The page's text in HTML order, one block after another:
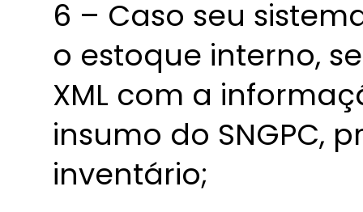
6 – Caso seu
o estoque interno,
XML com a
insumo do SNGPC,
inventário;